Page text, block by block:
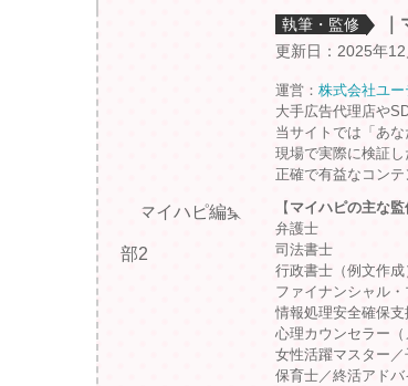
執筆・監修
更新日：2025年12
運営： 株式会社ユー
大手広告代理店や
当サイトでは「あ
現場で実際に検証
正確で有益なコンテ
【 マイハピの主な
弁護士
司法書士
行政書士（例文作成
ファイナンシャル
情報処理安全確保支
心理カウンセラー（
女性活躍マスター
保育士／終活アド